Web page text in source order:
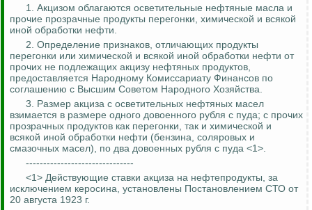
1. Акцизом облагаются осветительные нефтяные масла и
прочие прозрачные продукты перегонки, химической и всякой
иной обработки нефти.
2. Определение признаков, отличающих продукты
перегонки или химической и всякой иной обработки нефти от
прочих не подлежащих акцизу нефтяных продуктов,
предоставляется Народному Комиссариату Финансов по
соглашению с Высшим Советом Народного Хозяйства.
3. Размер акциза с осветительных нефтяных масел
взимается в размере одного довоенного рубля с пуда; с прочих
прозрачных продуктов как перегонки, так и химической и
всякой иной обработки нефти (бензина, соляровых и
смазочных масел), по два довоенных рубля с пуда <1>.
-------------------------------
<1> Действующие ставки акциза на нефтепродукты, за
исключением керосина, установлены Постановлением СТО от
20 августа 1923 г.